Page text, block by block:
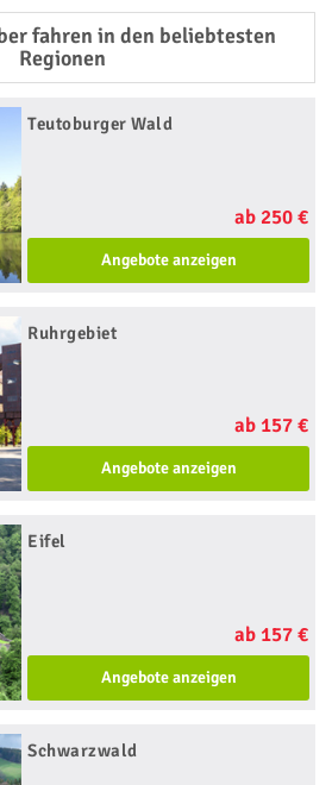
fahren in den beliebtesten
Regionen
Teutoburger Wald
ab 250 €
Angebote anzeigen
Ruhrgebiet
ab 157 €
Angebote anzeigen
Eifel
ab 157 €
Angebote anzeigen
Schwarzwald